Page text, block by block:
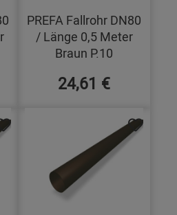
PREFA Fallrohr DN80
/ Länge 0,5 Meter
Braun P.10
24,61 €